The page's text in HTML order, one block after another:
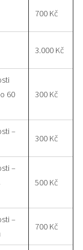
700 Kč
3.000 Kč
60
300 Kč
–
300 Kč
–
500 Kč
–
700 Kč